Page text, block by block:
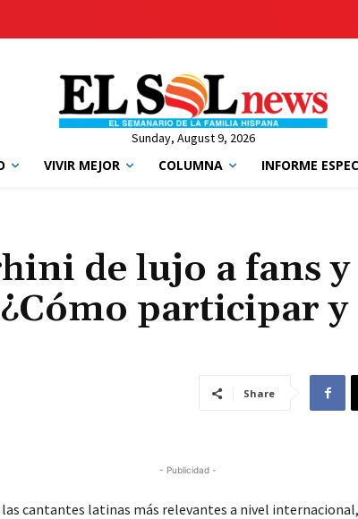
Sunday, August 9, 2026
VIVIR MEJOR COLUMNA INFORME
de lujo a fans
participar y
Share
- Publicidad -
las cantantes latinas más relevantes a nivel